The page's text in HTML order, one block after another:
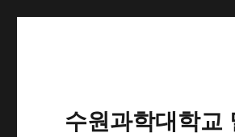
수원과학대학교